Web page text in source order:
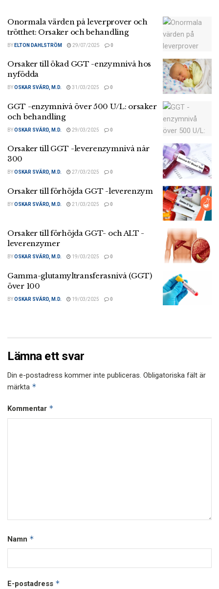
Onormala värden på leverprover och
trötthet: Orsaker och behandling
BY ELTON DAHLSTRÖM 29/07/2025 0
Orsaker till ökad GGT -enzymnivå hos
nyfödda
BYOSKAR SVÄRD, M.D. 31/03/2025 0
GGT -enzymnivå över 500 U/L: orsaker
och behandling
BYOSKAR SVÄRD, M.D. 29/03/2025 0
Orsaker till GGT -leverenzymnivå når
300
BYOSKAR SVÄRD, M.D. 27/03/2025 0
Orsaker till förhöjda GGT -leverenzym
BYOSKAR SVÄRD, M.D. 21/03/2025 0
Orsaker till förhöjda GGT- och ALT -
leverenzymer
BYOSKAR SVÄRD, M.D. 19/03/2025 0
Gamma-glutamyltransferasnivå (GGT)
över 100
BYOSKAR SVÄRD, M.D. 19/03/2025 0
Lämna ett svar
Din e-postadress kommer inte publiceras. Obligatoriska fält är
märkta *
Kommentar *
Namn *
E-postadress *